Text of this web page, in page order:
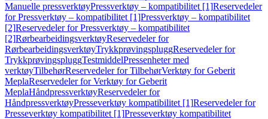
Manuelle pressverktøyPressverktøy – kompatibilitet [1]Reservedeler
for Pressverktøy – kompatibilitet [1]Pressverktøy – kompatibilitet
[2]Reservedeler for Pressverktøy – kompatibilitet
[2]RørbearbeidingsverktøyReservedeler for
RørbearbeidingsverktøyTrykkprøvingspluggReservedeler for
TrykkprøvingspluggTestmiddelPressenheter med
verktøyTilbehørReservedeler for TilbehørVerktøy for Geberit
MeplaReservedeler for Verktøy for Geberit
MeplaHåndpressverktøyReservedeler for
HåndpressverktøyPresseverktøy kompatibilitet [1]Reservedeler for
Presseverktøy kompatibilitet [1]Presseverktøy kompatibilitet